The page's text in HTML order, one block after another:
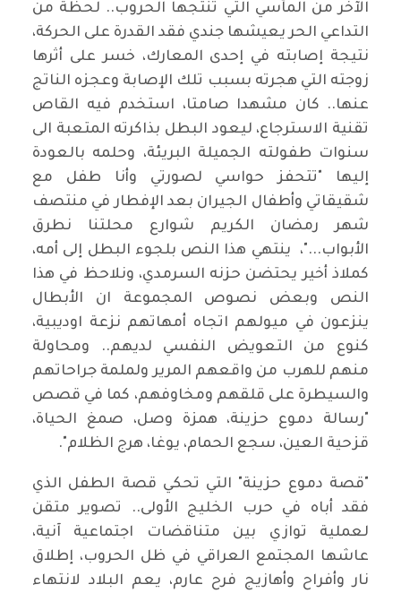
الآخر من المآسي التي تنتجها الحروب.. لحظة من
التداعي الحر يعيشها جندي فقد القدرة على الحركة،
نتيجة إصابته في إحدى المعارك، خسر على أثرها
زوجته التي هجرته بسبب تلك الإصابة وعجزه الناتج
عنها.. كان مشهدا صامتا، استخدم فيه القاص
تقنية الاسترجاع، ليعود البطل بذاكرته المتعبة الى
سنوات طفولته الجميلة البريئة، وحلمه بالعودة
إليها "تتحفز حواسي لصورتي وأنا طفل مع
شقيقاتي وأطفال الجيران بعد الإفطار في منتصف
شهر رمضان الكريم شوارع محلتنا نطرق
الأبواب..."، ينتهي هذا النص بلجوء البطل إلى أمه،
كملاذ أخير يحتضن حزنه السرمدي، ونلاحظ في هذا
النص وبعض نصوص المجموعة ان الأبطال
ينزعون في ميولهم اتجاه أمهاتهم نزعة اوديبية،
كنوع من التعويض النفسي لديهم.. ومحاولة
منهم للهرب من واقعهم المرير ولملمة جراحاتهم
والسيطرة على قلقهم ومخاوفهم، كما في قصص
"رسالة دموع حزينة، همزة وصل، صمغ الحياة،
قزحية العين، سجع الحمام، يوغا، هرج الظلام".
"قصة دموع حزينة" التي تحكي قصة الطفل الذي
فقد أباه في حرب الخليج الأولى.. تصوير متقن
لعملية توازي بين متناقضات اجتماعية آنية،
عاشها المجتمع العراقي في ظل الحروب، إطلاق
نار وأفراح وأهازيج فرح عارم، يعم البلاد لانتهاء